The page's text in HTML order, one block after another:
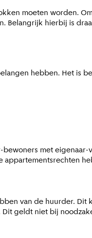
moeten worden.
hierbij is
hebben. Het is
met
appartementsrechten
van de huurder.
geldt niet bij